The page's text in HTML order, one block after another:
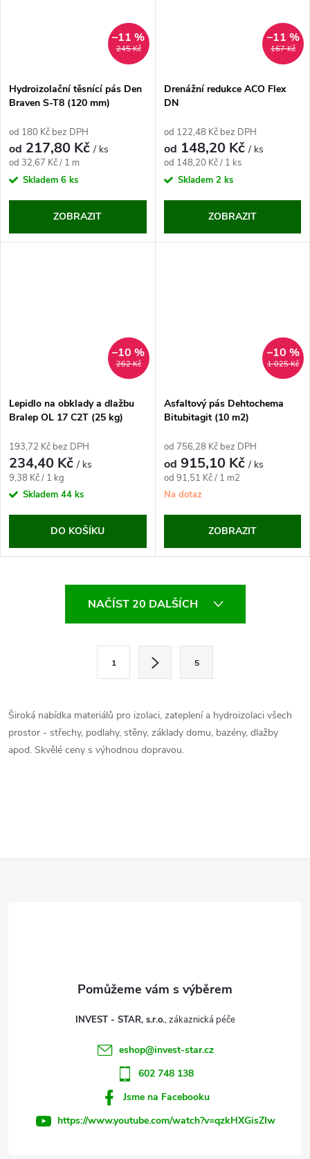
245 Kč
–11 %
Hydroizolační těsnící pás Den
Braven S-T8 (120 mm)
od 180 Kč bez DPH
od 217,80 Kč/ ks
Měrná
cena:
od 32,67 Kč / 1 m
Skladem 6 ks
ZOBRAZIT
167 Kč
–11 %
Drenážní redukce ACO Flex
DN
od 122,48 Kč bez DPH
od 148,20 Kč/ ks
Měrná
cena:
od 148,20 Kč / 1 ks
Skladem 2 ks
ZOBRAZIT
262 Kč
–10 %
Lepidlo na obklady a dlažbu
Bralep OL 17 C2T (25 kg)
193,72 Kč bez DPH
234,40 Kč/ ks
Měrná
cena:
9,38 Kč / 1 kg
Skladem 44 ks
DO KOŠÍKU
1 025 Kč
–10 %
Asfaltový pás Dehtochema
Bitubitagit (10 m2)
od 756,28 Kč bez DPH
od 915,10 Kč/ ks
Měrná
cena:
od 91,51 Kč / 1 m2
Na dotaz
ZOBRAZIT
d
a
c
NAČÍST 20 DALŠÍCH
á
n
k
1 5
Široká nabídka materiálů pro izolaci, zateplení a hydroizolaci všech
prostor - střechy, podlahy, stěny, základy domu, bazény, dlažby
apod. Skvělé ceny s výhodnou dopravou.
INVEST - STAR, s.r.o.
eshop@invest-star.cz
602 748 138
Jsme na Facebooku
https://www.youtube.com/watch?v=qzkHXGisZIw